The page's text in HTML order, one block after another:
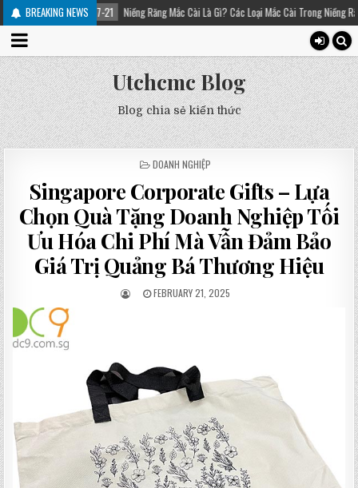
BREAKING NEWS
21 Niềng Răng Mắc Cài Là Gì? Các Loại Mắc Cài Trong Niềng Răng – Platinum Dental
Utchcmc Blog
Blog chia sẻ kiến thức
POSTED
DOANH NGHIỆP
Singapore Corporate Gifts – Lựa
Chọn Quà Tặng Doanh Nghiệp Tối
Ưu Hóa Chi Phí Mà Vẫn Đảm Bảo
Giá Trị Quảng Bá Thương Hiệu
FEBRUARY 21, 2025